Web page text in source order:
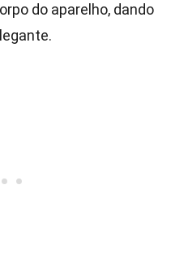
do aparelho, dando